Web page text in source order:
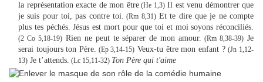
la représentation exacte de mon être (He 1,3) Il est venu démontrer que
je suis pour toi, pas contre toi. (Rm 8,31) Et te dire que je ne compte
plus tes péchés. Jésus est mort pour que toi et moi soyons réconciliés.
(2 Co 5,18-19) Rien ne peut te séparer de mon amour. (Rm 8,38-39) Je
serai toujours ton Père. (Ep 3,14-15) Veux-tu être mon enfant ?(Jn 1,12-
13) Je t’attends. (Lc 15,11-32) Ton Père qui t'aime